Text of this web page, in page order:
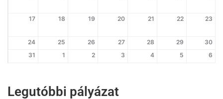
17 18 19 20 21 22 23
24 25 26 27 28 29
30
31
1 2 3 4 5 6
Legutóbbi pályázat